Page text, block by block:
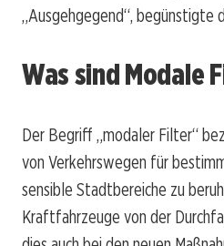
„Ausgehgegend“, begünstigte
Was sind Modale
Der Begriff „modaler Filter“
von Verkehrswegen für
sensible Stadtbereiche zu
Kraftfahrzeuge von der